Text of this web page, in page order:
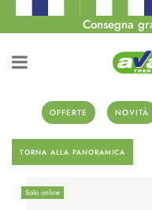
Consegna
OFFERTE NOVITÀ
TORNA ALLA PANORAMICA
Solo online